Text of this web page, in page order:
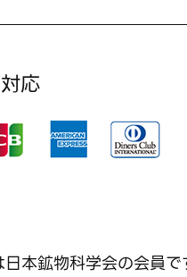
応
日本鉱物科学会の会員で